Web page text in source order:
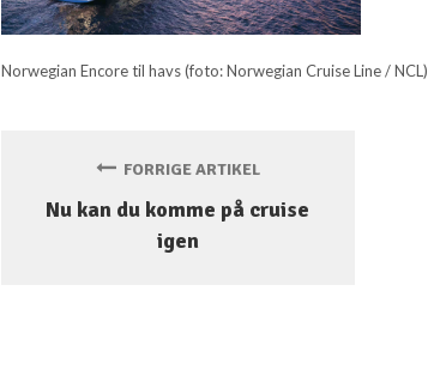
Norwegian Encore til havs (foto: Norwegian Cruise Line / NCL)
FORRIGE ARTIKEL
Nu kan du komme på cruise
igen